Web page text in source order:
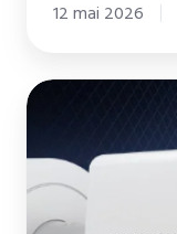
12 mai 2026
Interview
Hikvision,
notre
partenaire